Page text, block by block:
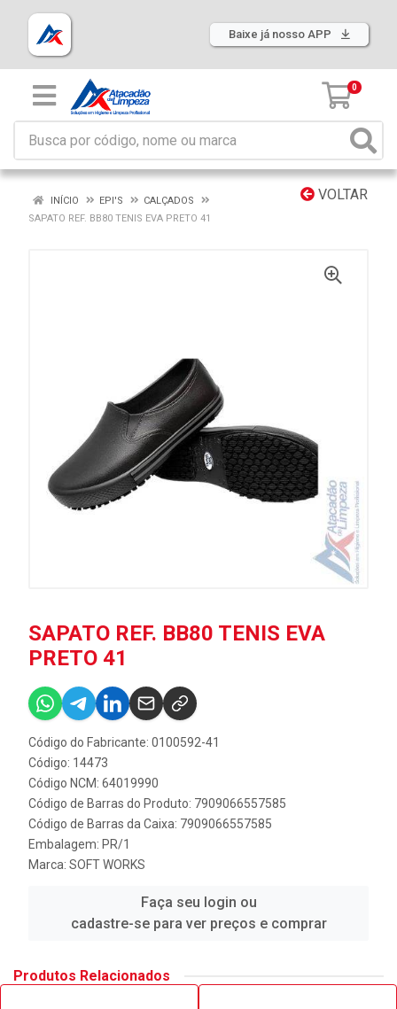
Baixe já nosso APP
0
VOLTAR
INÍCIO EPI'S
CALÇADOS
SAPATO REF. BB80 TENIS EVA PRETO 41
SAPATO REF. BB80 TENIS EVA
PRETO 41
Código do Fabricante: 0100592-41
Código: 14473
Código NCM: 64019990
Código de Barras do Produto: 7909066557585
Código de Barras da Caixa: 7909066557585
Embalagem: PR/1
Marca: SOFT WORKS
Faça seu login ou
cadastre-se para ver preços e comprar
Produtos Relacionados